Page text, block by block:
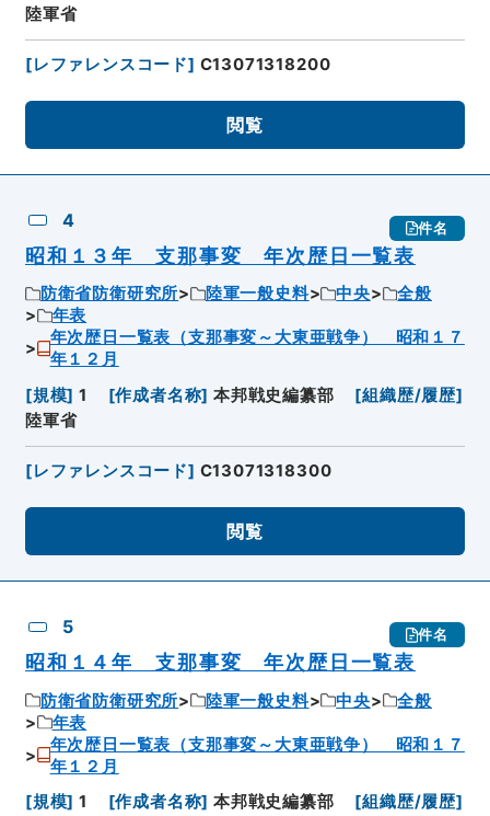
陸軍省
[レファレンスコード] C13071318200
閲覧
4 件名
昭和１３年 支那事変 年次歴日一覧表
防衛省防衛研究所 陸軍一般史料 中央
全般
年表
年次歴日一覧表（支那事変～大東亜戦争） 昭和１７
年１２月
[規模] 1 [作成者名称] 本邦戦史編纂部 [組織歴/履歴]
陸軍省
[レファレンスコード] C13071318300
閲覧
5 件名
昭和１４年 支那事変 年次歴日一覧表
防衛省防衛研究所 陸軍一般史料 中央
全般
年表
年次歴日一覧表（支那事変～大東亜戦争） 昭和１７
年１２月
[規模] 1 [作成者名称] 本邦戦史編纂部 [組織歴/履歴]